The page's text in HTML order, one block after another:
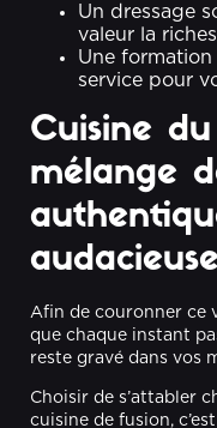
Un dressage
valeur la
Une
service pour
Cuisine
mélange
Afin de couronner ce
que chaque instant
reste gravé dans vos
Choisir de s’attabler
cuisine de fusion,